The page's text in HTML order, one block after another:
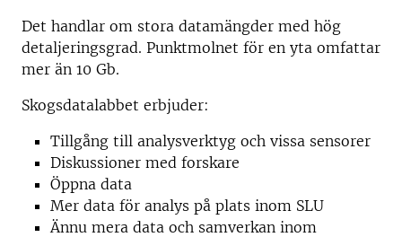
Det handlar om stora datamängder med hög
detaljeringsgrad. Punktmolnet för en yta omfattar
mer än 10 Gb.
Skogsdatalabbet erbjuder:
Tillgång till analysverktyg och vissa sensorer
Diskussioner med forskare
Öppna data
Mer data för analys på plats inom SLU
Ännu mera data och samverkan inom